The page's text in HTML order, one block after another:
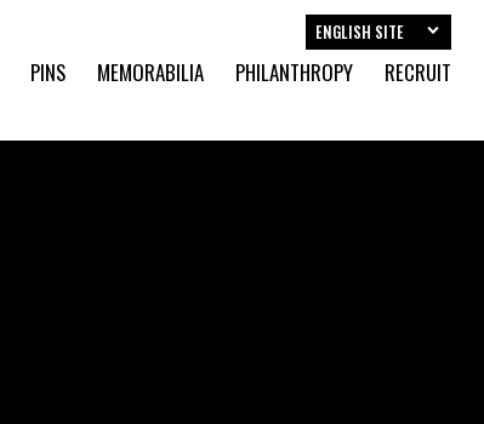
PINS MEMORABILIA PHILANTHROPY RECRUIT
ENGLISH SITE